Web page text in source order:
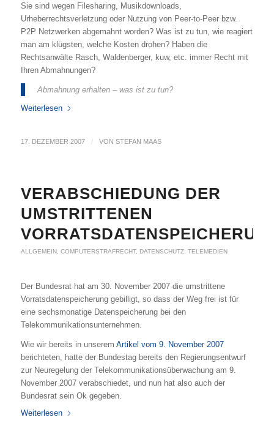
Sie sind wegen Filesharing, Musikdownloads,
Urheberrechtsverletzung oder Nutzung von Peer-to-Peer bzw.
P2P Netzwerken abgemahnt worden? Was ist zu tun, wie reagiert
man am klügsten, welche Kosten drohen? Haben die
Rechtsanwälte Rasch, Waldenberger, kuw, etc. immer Recht mit
Ihren Abmahnungen?
Abmahnung erhalten – was ist zu tun?
Weiterlesen
17. DEZEMBER 2007 / VON STEFAN MAAS
VERABSCHIEDUNG DER
UMSTRITTENEN
ALLGEMEIN, COMPUTERSTRAFRECHT, DATENSCHUTZ, TELEMEDIEN
Der Bundesrat hat am 30. November 2007 die umstrittene
Vorratsdatenspeicherung gebilligt, so dass der Weg frei ist für
eine sechsmonatige Datenspeicherung bei den
Telekommunikationsunternehmen.
Wie wir bereits in unserem Artikel vom 9. November 2007
berichteten, hatte der Bundestag bereits den Regierungsentwurf
zur Neuregelung der Telekommunikationsüberwachung am 9.
November 2007 verabschiedet, und nun hat also auch der
Bundesrat sein Ok gegeben.
Weiterlesen